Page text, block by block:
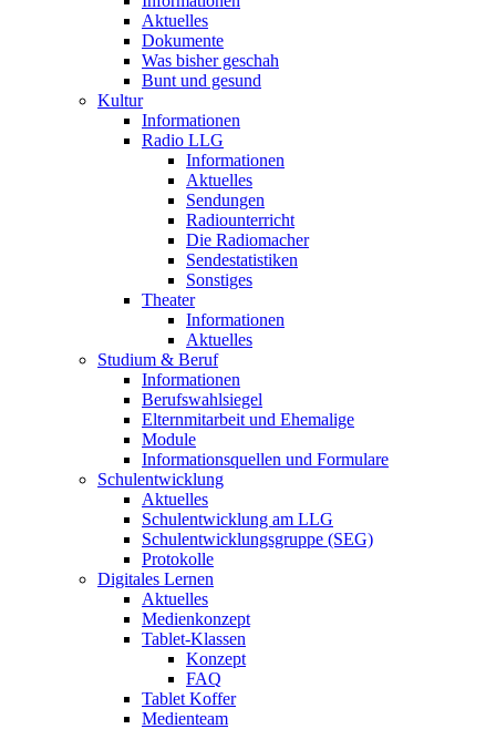
Aktuelles
Dokumente
Was bisher geschah
Bunt und gesund
Kultur
Informationen
Radio LLG
Informationen
Aktuelles
Sendungen
Radiounterricht
Die Radiomacher
Sendestatistiken
Sonstiges
Theater
Informationen
Aktuelles
Studium & Beruf
Informationen
Berufswahlsiegel
Elternmitarbeit und Ehemalige
Module
Informationsquellen und Formulare
Schulentwicklung
Aktuelles
Schulentwicklung am LLG
Schulentwicklungsgruppe (SEG)
Protokolle
Digitales Lernen
Aktuelles
Medienkonzept
Tablet-Klassen
Konzept
FAQ
Tablet Koffer
Medienteam